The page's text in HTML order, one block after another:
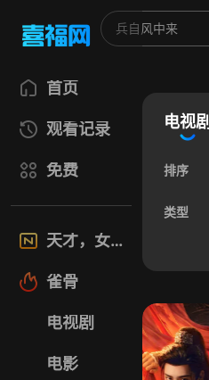
首页
观看记录
免费
天才，女友
雀骨
电视剧
电影
电视剧
排序
类型